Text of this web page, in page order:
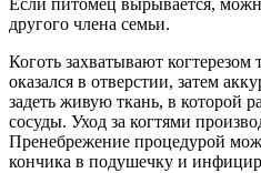
Если питомец вырывается,
другого члена семьи.
Коготь захватывают когтерезом
оказался в отверстии, затем
задеть живую ткань, в которой
сосуды. Уход за когтями
Пренебрежение процедурой
кончика в подушечку и